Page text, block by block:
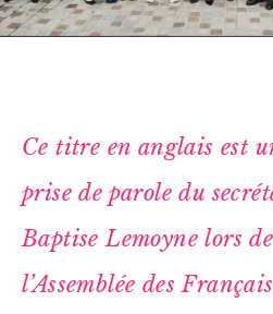
Ce titre en anglais est
prise de parole du
Baptise Lemoyne lors
l’Assemblée des